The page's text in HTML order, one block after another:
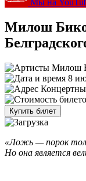
Мы на
Милош
Милош
8
Купить билет
«Ложь — порок
Но она является